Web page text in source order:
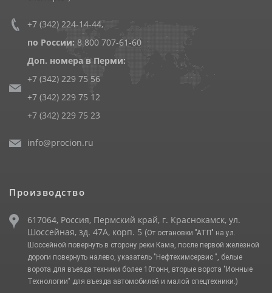
+7 (342) 224-14-44,
по России: 8 800 707-61-60
Доп. номера в Перми:
+7 (342) 229 75 56
+7 (342) 229 75 12
+7 (342) 229 75 23
info@procion.ru
Производство
617064, Россия, Пермский край, г. Краснокамск, ул.
Шоссейная, зд. 47А, корп. 5 (От остановки "АТП" на ул.
Шоссейной повернуть в сторону реки Кама, после первой железной
дороги повернуть налево, указатель "Нефтехимсервис ", белые
ворота для въезда техники более 10тонн, вторые ворота "Ионные
Технологии" для въезда автомобилей и малой спецтехники.)